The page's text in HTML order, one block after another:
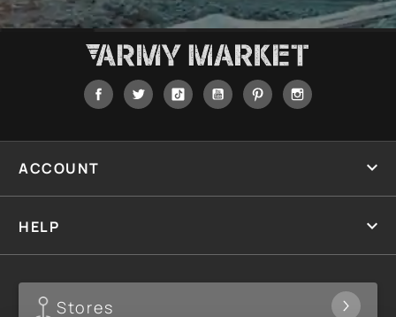
FacebookTwitter Tiktok YouTube Pinterest
Stores
HELP 
ACCOUNT 